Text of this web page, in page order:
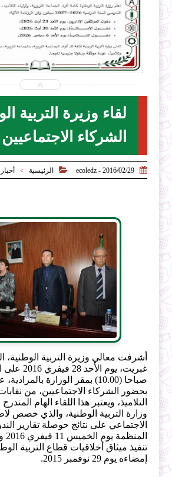
لقاء وزيرة التربية
الشركاء الاجتماعيين

2016/02/29 - ecoledz
 الرئيسية >
أشرفت معالي وزيرة التربية الوطنية،
غبريت، يوم
صباحا (10.00) بمقر الوزارة
بحضور
الشركاء الاجتماعيين، من
التلاميذ، ويعتبر هذا اللقاء الهام
وزارة التربية الوطنية، والذي خصص
الاجتماعي على نتائج حوصلة تقارير
تنفيذ ميثاق أخلاقيات قطاع التربية
إمضاءه يوم 29 نوفمبر 2015.